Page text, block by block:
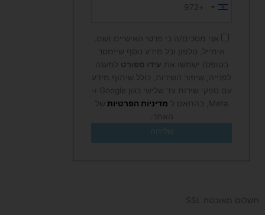
Israel
+972
אני מסכים/ה כי פרטי האישיים (שם,
אימייל, טלפון וכל מידע נוסף שיימסר
בטופס) ישמשו את עידו ספורט למענה
לפנייה, שיפור השירות, כולל שיתוף מידע
Meta, בהתאם ל
מדיניות הפרטיות של
האתר.
שליחה
תשלום מאובטח SSL